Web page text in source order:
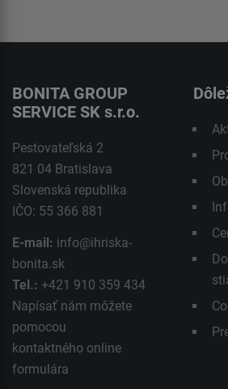
BONITA GROUP
SERVICE SK s.r.o.
Pestovateľská 2
821 04 Bratislava
Slovenská republika
IČO: 55 366 881
E-mail: info@ihriska-
bonita.sk
Tel.: +421 910 359 434
Napísať nám môžete
pomocou
kontaktného online
formulára